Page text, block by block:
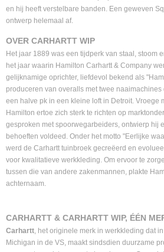
en hij heeft verstelbare banden. Een geweven
ontwerp helemaal af.
OVER CARHARTT WIP
Het jaar 1889 was een tijdperk van staal, stoom
het jaar waarin Hamilton Carhartt & Company
gelijknamige oprichter, liefdevol bekend als
produceren van overalls met twee
een halve pk in een kleine loft in Detroit. Vroege
Hamilton ertoe zich sterk te richten op
gesproken met spoorwegarbeiders, ontwierp hij
behoeften voldeed. Onder het motto "Eerlijke
werd de Carhartt tuinbroek gecreëerd en
voor kwalitatieve werkkleding. Om ervoor te
tussen die van andere zakenmannen, plakte
achternaam.
CARHARTT & CARHARTT WIP, ÉÉN
Carhartt, het originele merk in werkkleding dat
Michigan in de VS, maakt sindsdien duurzame